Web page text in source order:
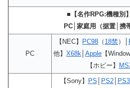
■【名作RPG:機種別
PC│家庭用（据置│携
PC
【NEC】 PC98 （ 18禁）│
他】 X68k Apple 【
【ホビー】
【Sony】 PS PS2│ PS3│